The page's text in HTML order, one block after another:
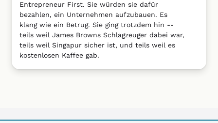
Entrepreneur First. Sie würden sie dafür
bezahlen, ein Unternehmen aufzubauen. Es
klang wie ein Betrug. Sie ging trotzdem hin --
teils weil James Browns Schlagzeuger dabei war,
teils weil Singapur sicher ist, und teils weil es
kostenlosen Kaffee gab.